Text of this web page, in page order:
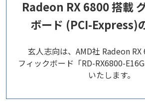
Radeon RX 6800 搭載
ボード (PCI-Express)
玄人志向は、AMD社 Radeon RX
フィックボード「RD-RX6800-
いたします。